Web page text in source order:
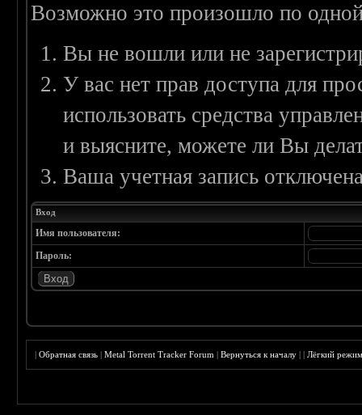
Возможно это произошло по
Вы не вошли или не
У вас нет прав доступа для
использовать средства
и выясните, можете ли Вы
Ваша учетная запись
Вход
Имя пользователя:
Пароль:
|Обратная связь |Metal Torrent Tracker Forum |Вернуться к началу ||Лёгкий